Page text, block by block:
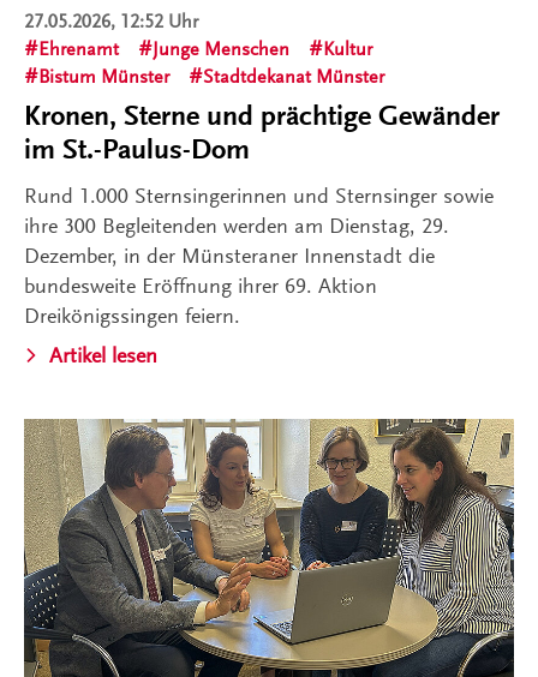
27.05.2026, 12:52 Uhr
Ehrenamt
Junge Menschen
Kultur
Bistum Münster
Stadtdekanat Münster
Kronen, Sterne und prächtige Gewänder
im St.-Paulus-Dom
Rund 1.000 Sternsingerinnen und Sternsinger sowie
ihre 300 Begleitenden werden am Dienstag, 29.
Dezember, in der Münsteraner Innenstadt die
bundesweite Eröffnung ihrer 69. Aktion
Dreikönigssingen feiern.
Artikel lesen